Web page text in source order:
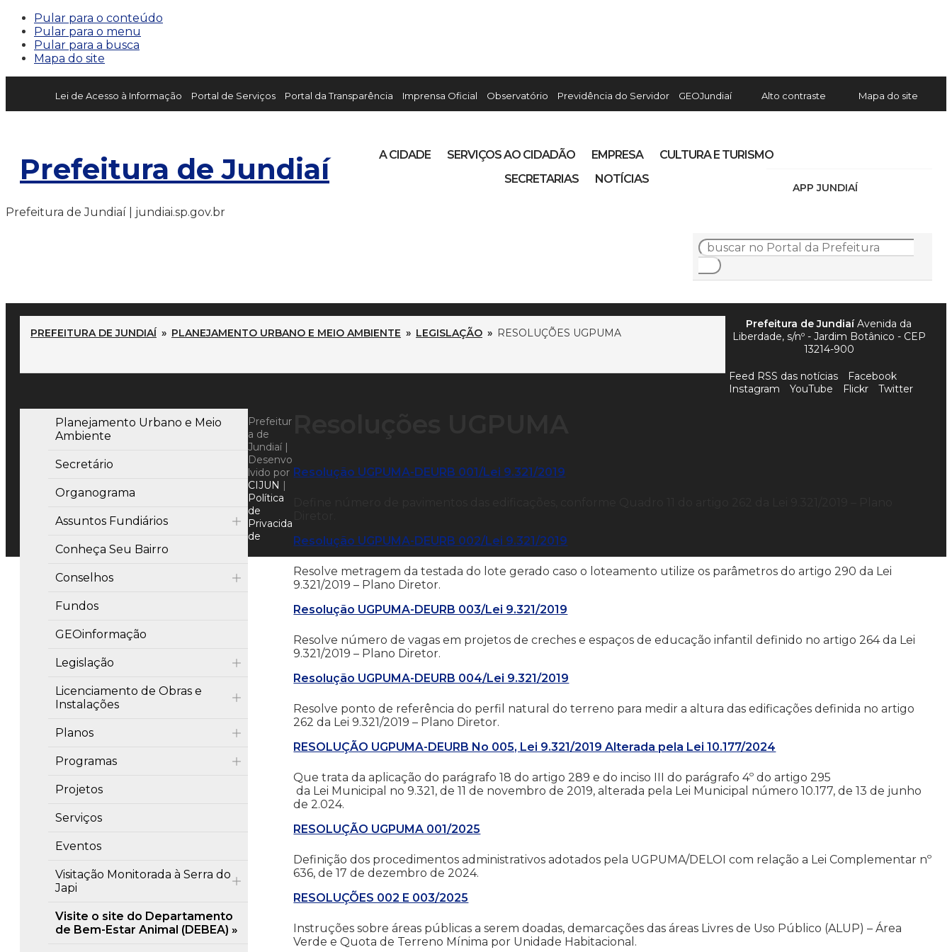
Pular para o conteúdo
Pular para o menu
Pular para a busca
Mapa do site
Lei de Acesso à Informação Portal de Serviços Portal da Transparência Imprensa Oficial Observatório Previdência do Servidor GEOJundiaí Alto contraste Mapa do site
Prefeitura de Jundiaí
APP JUNDIAÍ
A CIDADE SERVIÇOS AO CIDADÃO EMPRESA
CULTURA E TURISMO
SECRETARIAS
NOTÍCIAS
Prefeitura de Jundiaí | jundiai.sp.gov.br
PREFEITURA DE JUNDIAÍ » PLANEJAMENTO URBANO E MEIO AMBIENTE » LEGISLAÇÃO » RESOLUÇÕES UGPUMA
Planejamento Urbano e Meio
Ambiente
Secretário
Organograma
Assuntos Fundiários
Conheça Seu Bairro
Conselhos
Fundos
GEOinformação
Legislação
Licenciamento de Obras e
Instalações
Planos
Programas
Projetos
Serviços
Eventos
Visitação Monitorada à Serra do
Japi
Visite o site do Departamento
de Bem-Estar Animal (DEBEA)
Resolução UGPUMA-DEURB 001/Lei 9.321/2019
Resolução UGPUMA-DEURB 002/Lei 9.321/2019
Resolve metragem da testada do lote gerado caso o loteamento utilize os parâmetros do artigo 290 da Lei
9.321/2019 – Plano Diretor.
Resolução UGPUMA-DEURB 003/Lei 9.321/2019
Resolve número de vagas em projetos de creches e espaços de educação infantil definido no artigo 264 da Lei
9.321/2019 – Plano Diretor.
Resolução UGPUMA-DEURB 004/Lei 9.321/2019
Resolve ponto de referência do perfil natural do terreno para medir a altura das edificações definida no artigo
262 da Lei 9.321/2019 – Plano Diretor.
RESOLUÇÃO UGPUMA-DEURB No 005, Lei 9.321/2019 Alterada pela Lei 10.177/2024
Que trata da aplicação do parágrafo 18 do artigo 289 e do inciso III do parágrafo 4º do artigo 295
da Lei Municipal no 9.321, de 11 de novembro de 2019, alterada pela Lei Municipal número 10.177, de 13 de junho
de 2.024.
RESOLUÇÃO UGPUMA 001/2025
Definição dos procedimentos administrativos adotados pela UGPUMA/DELOI com relação a Lei Complementar nº
636, de 17 de dezembro de 2024.
RESOLUÇÕES 002 E 003/2025
Instruções sobre áreas públicas a serem doadas, demarcações das áreas Livres de Uso Público (ALUP) – Área
Verde e Quota de Terreno Mínima por Unidade Habitacional.
Prefeitura de JundiaíAvenida da
Liberdade, s/nº - Jardim Botânico - CEP
13214-900
Feed RSS das notícias
Facebook
Instagram
YouTube Flickr Twitter
Prefeitur
a de
Jundiaí |
Desenvo
lvido por
CIJUN |
Política
de
Privacida
de